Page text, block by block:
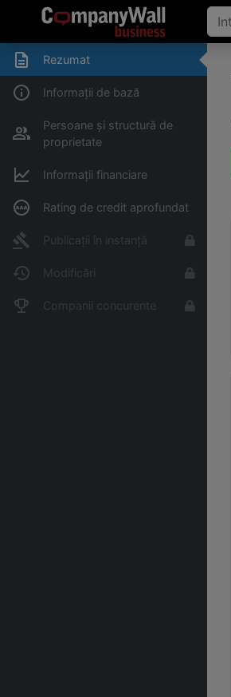
Rezumat
Informații de bază
Persoane și structură de
proprietate
Informații financiare
Rating de credit aprofundat
Publicații în instanță
Modificări
Companii concurente